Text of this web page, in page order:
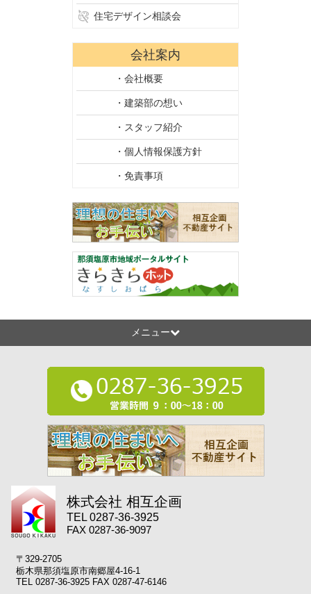
住宅デザイン相談会
会社案内
・会社概要
・建築部の想い
・スタッフ紹介
・個人情報保護方針
・免責事項
メニュー
株式会社 相互企画
TEL 0287-36-3925
FAX 0287-36-9097
〒329-2705
栃木県那須塩原市南郷屋4-16-1
TEL 0287-36-3925 FAX 0287-47-6146